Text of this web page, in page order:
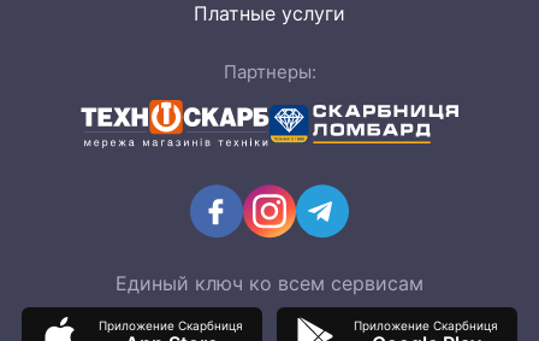
Платные услуги
Партнеры:
Единый ключ ко всем сервисам
Приложение Скарбниця Приложение Скарбниця